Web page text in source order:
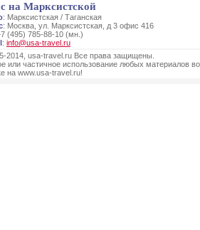
на Марксистской
: Марксистская / Таганская
: Москва, ул. Марксистская, д 3 офис 416
(495) 785-88-10 (мн.)
: info@usa-travel.ru
2014, usa-travel.ru Все права защищены.
или частичное использование любых материалов
на www.usa-travel.ru!